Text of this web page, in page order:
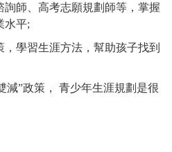
師、高考志願規劃師等，掌握
水平;
學習生涯方法，幫助孩子找到
減”政策 ， 青少年生涯規劃是很